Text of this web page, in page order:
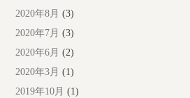
2020年8月 (3)
2020年7月 (3)
2020年6月 (2)
2020年3月 (1)
2019年10月 (1)